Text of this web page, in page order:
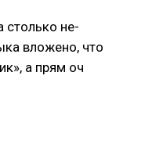
столько не-
вложено, что
а прям оч